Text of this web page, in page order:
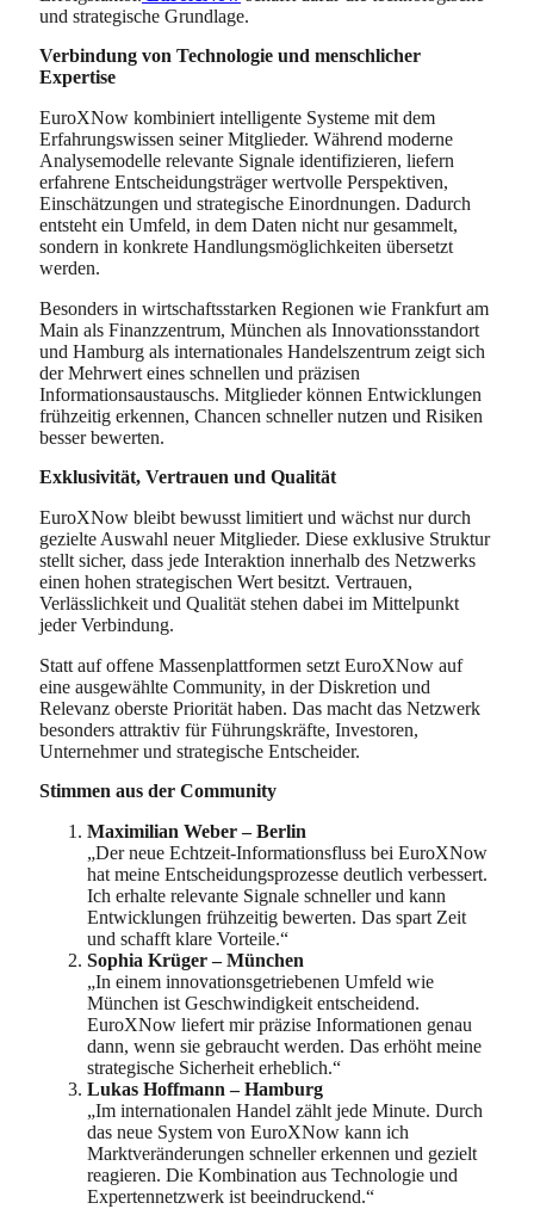
und strategische Grundlage.
Verbindung von Technologie und menschlicher
Expertise
EuroXNow kombiniert intelligente Systeme mit dem
Erfahrungswissen seiner Mitglieder. Während moderne
Analysemodelle relevante Signale identifizieren, liefern
erfahrene Entscheidungsträger wertvolle Perspektiven,
Einschätzungen und strategische Einordnungen. Dadurch
entsteht ein Umfeld, in dem Daten nicht nur gesammelt,
sondern in konkrete Handlungsmöglichkeiten übersetzt
werden.
Besonders in wirtschaftsstarken Regionen wie Frankfurt am
Main als Finanzzentrum, München als Innovationsstandort
und Hamburg als internationales Handelszentrum zeigt sich
der Mehrwert eines schnellen und präzisen
Informationsaustauschs. Mitglieder können Entwicklungen
frühzeitig erkennen, Chancen schneller nutzen und Risiken
besser bewerten.
Exklusivität, Vertrauen und Qualität
EuroXNow bleibt bewusst limitiert und wächst nur durch
gezielte Auswahl neuer Mitglieder. Diese exklusive Struktur
stellt sicher, dass jede Interaktion innerhalb des Netzwerks
einen hohen strategischen Wert besitzt. Vertrauen,
Verlässlichkeit und Qualität stehen dabei im Mittelpunkt
jeder Verbindung.
Statt auf offene Massenplattformen setzt EuroXNow auf
eine ausgewählte Community, in der Diskretion und
Relevanz oberste Priorität haben. Das macht das Netzwerk
besonders attraktiv für Führungskräfte, Investoren,
Unternehmer und strategische Entscheider.
Stimmen aus der Community
Maximilian Weber – Berlin
„Der neue Echtzeit-Informationsfluss bei EuroXNow
hat meine Entscheidungsprozesse deutlich verbessert.
Ich erhalte relevante Signale schneller und kann
Entwicklungen frühzeitig bewerten. Das spart Zeit
und schafft klare Vorteile.“
Sophia Krüger – München
„In einem innovationsgetriebenen Umfeld wie
München ist Geschwindigkeit entscheidend.
EuroXNow liefert mir präzise Informationen genau
dann, wenn sie gebraucht werden. Das erhöht meine
strategische Sicherheit erheblich.“
Lukas Hoffmann – Hamburg
„Im internationalen Handel zählt jede Minute. Durch
das neue System von EuroXNow kann ich
Marktveränderungen schneller erkennen und gezielt
reagieren. Die Kombination aus Technologie und
Expertennetzwerk ist beeindruckend.“